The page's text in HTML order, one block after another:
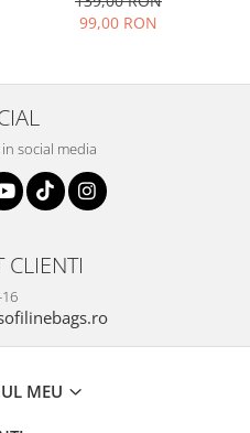
99,00 RON
social media
CLIENTI
MEU